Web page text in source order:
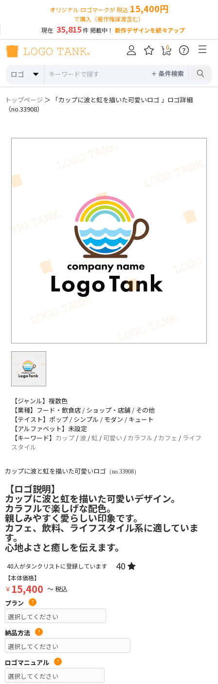
オリジナル ロゴマークが 税込 15,400円
で購入（著作権譲渡含む）
現在 35,815件 掲載中！ 新作デザインを続々アップ
ロゴ ＋ 条件検索
0 ?
トップページ ＞ 「カップに波と虹を描いた可愛いロゴ 」ロゴ詳細
（no.33908）
【ジャンル】複数色
【業種】フード・飲食店 / ショップ・店舗 / その他
【テイスト】ポップ / シンプル / モダン / キュート
【アルファベット】未設定
【キーワード】 カップ /波 /虹 / 可愛い / カラフル / カフェ / ライフ
スタイル
カップに波と虹を描いた可愛いロゴ （no.33908）
【ロゴ説明】
カップに波と虹を描いた可愛いデザイン。
カラフルで楽しげな配色。
親しみやすく愛らしい印象です。
カフェ、飲料、ライフスタイル系に適していま
す。
心地よさと癒しを伝えます。
40人がタンクリストに登録しています 40
【本体価格】
￥ 15,400 ～ 税込
プラン
?
納品方法 ?
ロゴマニュアル ?